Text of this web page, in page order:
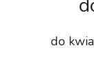
do